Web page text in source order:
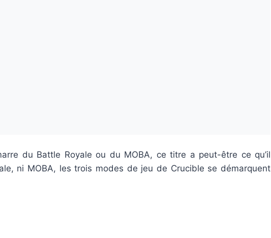
du Battle Royale ou du MOBA, ce titre a peut-être ce qu’il
ni MOBA, les trois modes de jeu de Crucible se démarquent